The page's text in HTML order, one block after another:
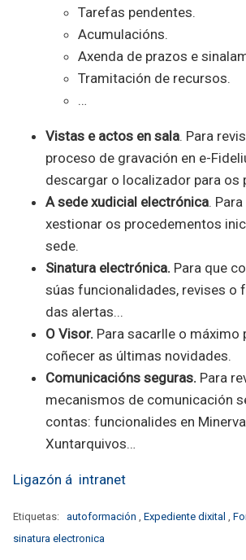
Tarefas pendentes.
Acumulacións.
Axenda de prazos e
Tramitación de recursos.
…
Vistas e actos en sala. Para
proceso de gravación en e-
descargar o localizador para os
A sede xudicial electrónica.
xestionar os procedementos
sede.
Sinatura electrónica. Para que
súas funcionalidades, revises o
das alertas...
O Visor. Para sacarlle o máximo
coñecer as últimas novidades.
Comunicacións seguras. Para
mecanismos de comunicación
contas: funcionalides en
Xuntarquivos…
Ligazón á intranet
Etiquetas: autoformación Expediente dixital
sinatura electronica